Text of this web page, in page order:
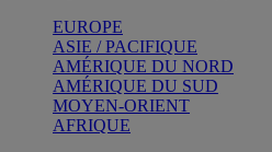
EUROPE
ASIE / PACIFIQUE
AMÉRIQUE DU NORD
AMÉRIQUE DU SUD
MOYEN-ORIENT
AFRIQUE